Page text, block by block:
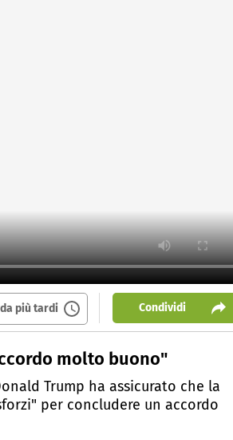
più tardi Condividi
molto buono"
Trump ha assicurato che la
per concludere un accordo